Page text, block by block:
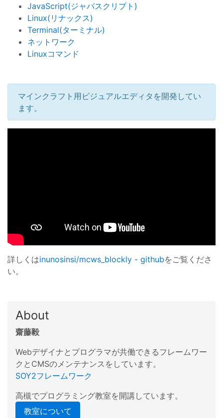
JavaScript(ジャバスクリプト)
Linux(リナックス)
Terminal(ターミナル)
ネットワーク
Linuxコマンド
マインクラフト用ビジュアルエディタを開発してい
ます。
詳しくはinunosinsi/mcws_blockly - githubをご覧くださ
い。
About
齋藤毅
Webデザイナとプログラマが共働できるフレームワー
クとCMSのメンテナンスをしています。
SOY2フレームワーク
高槻でプログラミング教室を開講しています。
教室について